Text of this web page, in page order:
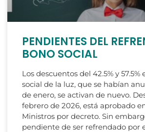
PENDIENTES DEL
BONO SOCIAL
Los descuentos del 42.5% y 57.5%
social de la luz, que se habían
de enero, se activan de nuevo.
febrero de 2026, está aprobado
Ministros por decreto. Sin
pendiente de ser refrendado por